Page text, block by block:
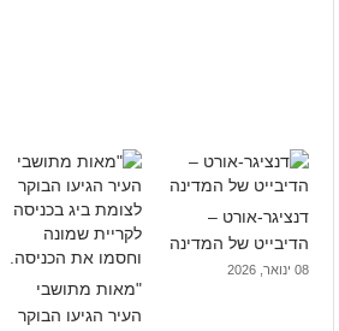
דנציגר-אורט –
הדיבייט של המדינה
08 ינואר, 2026
"מאות מתושבי
העיר הגיעו הבוקר